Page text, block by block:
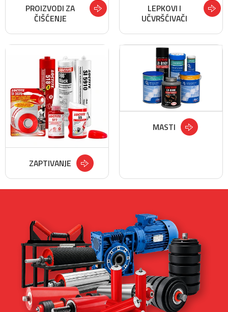
PROIZVODI ZA
ČIŠĆENJE
LEPKOVI I
UČVRŠĆIVAČI
ZAPTIVANJE
MASTI